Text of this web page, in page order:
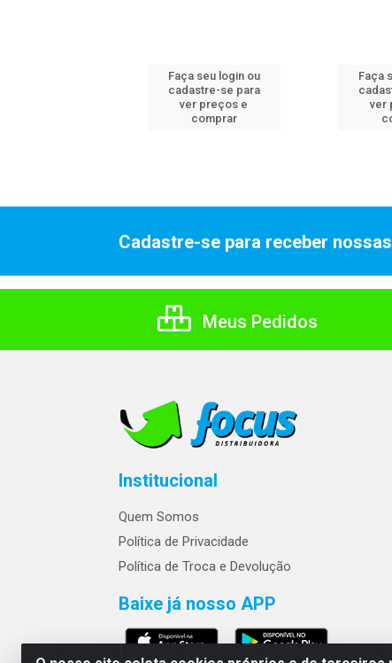
Faça seu login ou
cadastre-se para
ver preços e
comprar
Faça
ver
Cadastre-se para receber
Meus Pedidos
Institucional
Quem Somos
Política de Privacidade
Política de Troca e Devolução
Baixe já nosso APP